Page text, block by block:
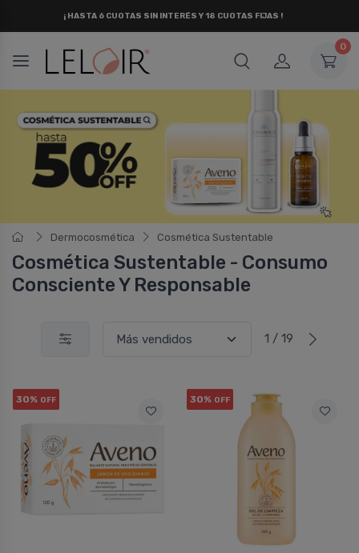
¡ HASTA 6 CUOTAS SIN INTERÉS
0
Dermocosmética Cosmética Sustentable
Cosmética Sustentable - Consumo
Consciente Y Responsable
1 / 19
30% OFF 30% OFF